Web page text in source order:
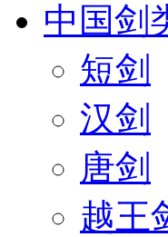
中国剑
短剑
汉剑
唐剑
越王